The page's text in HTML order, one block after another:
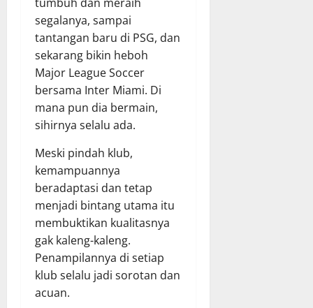
segalanya, sampai
tantangan baru di PSG, dan
sekarang bikin heboh
Major League Soccer
bersama Inter Miami. Di
mana pun dia bermain,
sihirnya selalu ada.
Meski pindah klub,
kemampuannya
beradaptasi dan tetap
menjadi bintang utama itu
membuktikan kualitasnya
gak kaleng-kaleng.
Penampilannya di setiap
klub selalu jadi sorotan dan
acuan.